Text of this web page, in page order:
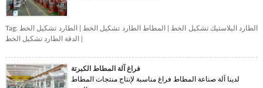
Tag: الطارد البلاستيك تشكيل الخط المطاط الطارد تشكيل الخط
الطارد تشكيل الخط
الدقة الطارد تشكيل الخط
فراغ آلة المطاط الكبرتة
لدينا آلة صناعة المطاط فراغ مناسبة لإنتاج منتجات المطاط